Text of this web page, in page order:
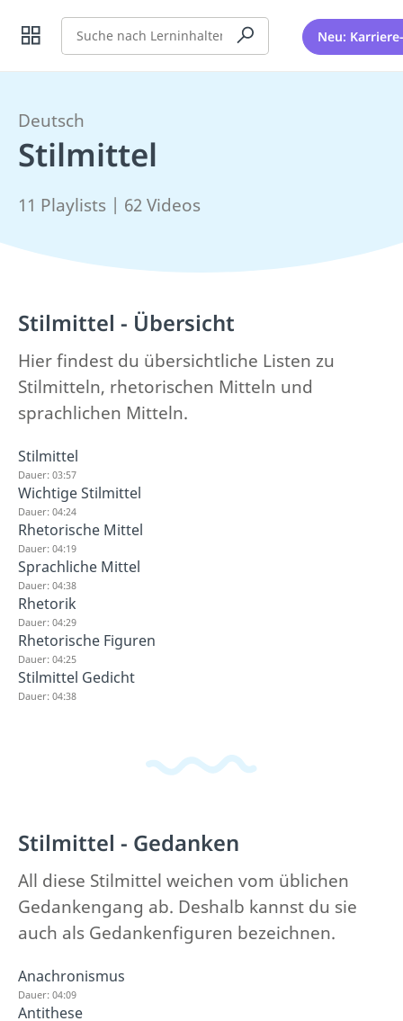
Suche Neu:
Deutsch
Stilmittel
11 Playlists | 62 Videos
Stilmittel - Übersicht
Hier findest du übersichtliche Listen zu
Stilmitteln, rhetorischen Mitteln und
sprachlichen Mitteln.
Stilmittel
Dauer: 03:57
Wichtige Stilmittel
Dauer: 04:24
Rhetorische Mittel
Dauer: 04:19
Sprachliche Mittel
Dauer: 04:38
Rhetorik
Dauer: 04:29
Rhetorische Figuren
Dauer: 04:25
Stilmittel Gedicht
Dauer: 04:38
Stilmittel - Gedanken
All diese Stilmittel weichen vom üblichen
Gedankengang ab. Deshalb kannst du sie
auch als Gedankenfiguren bezeichnen.
Anachronismus
Dauer: 04:09
Antithese